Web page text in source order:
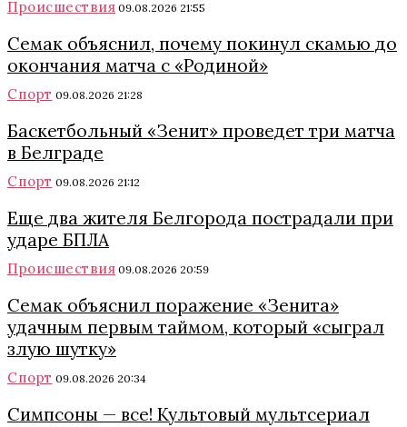
Происшествия 09.08.2026 21:55
Семак объяснил, почему покинул скамью до
окончания матча с «Родиной»
Спорт 09.08.2026 21:28
Баскетбольный «Зенит» проведет три матча
в Белграде
Спорт 09.08.2026 21:12
Еще два жителя Белгорода пострадали при
ударе БПЛА
Происшествия 09.08.2026 20:59
Семак объяснил поражение «Зенита»
удачным первым таймом, который «сыграл
злую шутку»
Спорт 09.08.2026 20:34
Симпсоны — все! Культовый мультсериал